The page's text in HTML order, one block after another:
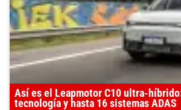
Así es el Leapmotor C10 ultra-
tecnología y hasta 16 sistemas ADAS